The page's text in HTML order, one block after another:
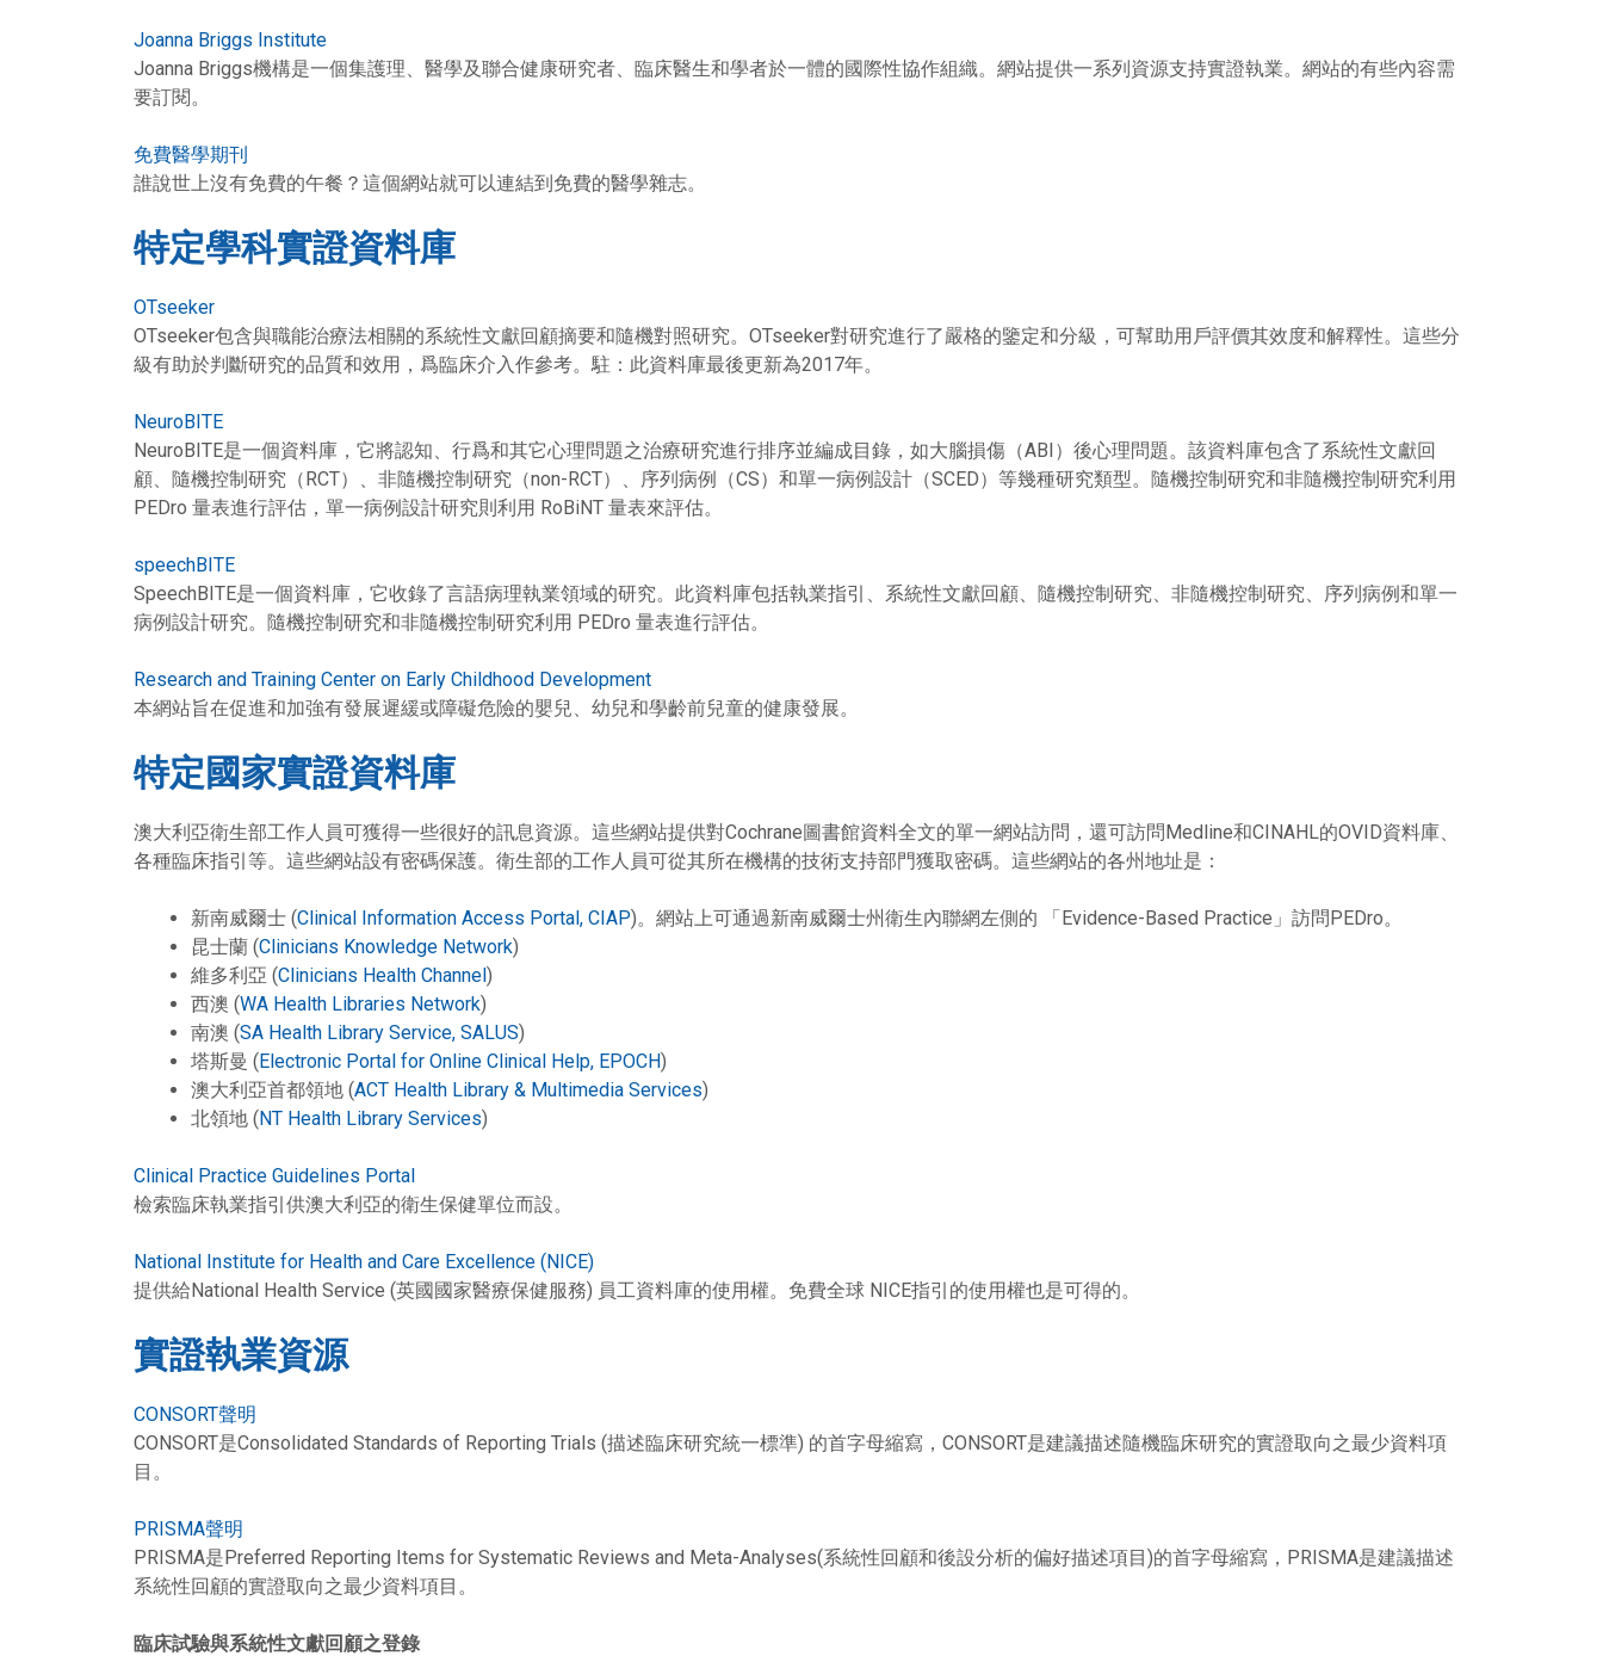
Joanna Briggs Institute
Joanna Briggs機構是一個集護理、醫學及聯合健康研究者、臨床醫生和學者於一體的國際性協作組織。網站提供一系列資源支持實證執業。網站的有些內容需
要訂閱。
免費醫學期刊
誰說世上沒有免費的午餐？這個網站就可以連結到免費的醫學雜志。
特定學科實證資料庫
OTseeker
OTseeker包含與職能治療法相關的系統性文獻回顧摘要和隨機對照研究。OTseeker對研究進行了嚴格的鑒定和分級，可幫助用戶評價其效度和解釋性。這些分
級有助於判斷研究的品質和效用，爲臨床介入作參考。駐：此資料庫最後更新為2017年。
NeuroBITE
NeuroBITE是一個資料庫，它將認知、行爲和其它心理問題之治療研究進行排序並編成目錄，如大腦損傷（ABI）後心理問題。該資料庫包含了系統性文獻回
顧、隨機控制研究（RCT）、非隨機控制研究（non-RCT）、序列病例（CS）和單一病例設計（SCED）等幾種研究類型。隨機控制研究和非隨機控制研究利用
PEDro 量表進行評估，單一病例設計研究則利用 RoBiNT 量表來評估。
speechBITE
SpeechBITE是一個資料庫，它收錄了言語病理執業領域的研究。此資料庫包括執業指引、系統性文獻回顧、隨機控制研究、非隨機控制研究、序列病例和單一
病例設計研究。隨機控制研究和非隨機控制研究利用 PEDro 量表進行評估。
Research and Training Center on Early Childhood Development
本網站旨在促進和加強有發展遲緩或障礙危險的嬰兒、幼兒和學齡前兒童的健康發展。
特定國家實證資料庫
澳大利亞衛生部工作人員可獲得一些很好的訊息資源。這些網站提供對Cochrane圖書館資料全文的單一網站訪問，還可訪問Medline和CINAHL的OVID資料庫、
各種臨床指引等。這些網站設有密碼保護。衛生部的工作人員可從其所在機構的技術支持部門獲取密碼。這些網站的各州地址是：
新南威爾士 (Clinical Information Access Portal, CIAP)。網站上可通過新南威爾士州衛生內聯網左側的 「Evidence-Based Practice」訪問PEDro。
昆士蘭 (Clinicians Knowledge Network)
維多利亞 (Clinicians Health Channel)
西澳 (WA Health Libraries Network)
南澳 (SA Health Library Service, SALUS)
塔斯曼 (Electronic Portal for Online Clinical Help, EPOCH)
澳大利亞首都領地 (ACT Health Library & Multimedia Services)
北領地 (NT Health Library Services)
Clinical Practice Guidelines Portal
檢索臨床執業指引供澳大利亞的衛生保健單位而設。
National Institute for Health and Care Excellence (NICE)
提供給National Health Service (英國國家醫療保健服務) 員工資料庫的使用權。免費全球 NICE指引的使用權也是可得的。
實證執業資源
CONSORT聲明
CONSORT是Consolidated Standards of Reporting Trials (描述臨床研究統一標準) 的首字母縮寫，CONSORT是建議描述隨機臨床研究的實證取向之最少資料項
目。
PRISMA聲明
PRISMA是Preferred Reporting Items for Systematic Reviews and Meta-Analyses(系統性回顧和後設分析的偏好描述項目)的首字母縮寫，PRISMA是建議描述
系統性回顧的實證取向之最少資料項目。
臨床試驗與系統性文獻回顧之登錄